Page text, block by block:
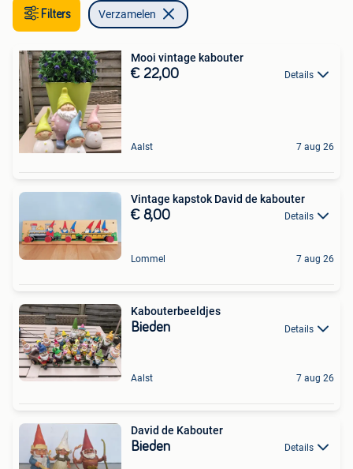
Filters Verzamelen
Mooi vintage kabouter
€ 22,00 Details
Aalst 7 aug 26
Vintage kapstok David de kabouter
€ 8,00 Details
Lommel 7 aug 26
Kabouterbeeldjes
Bieden Details
Aalst 7 aug 26
David de Kabouter
Bieden Details